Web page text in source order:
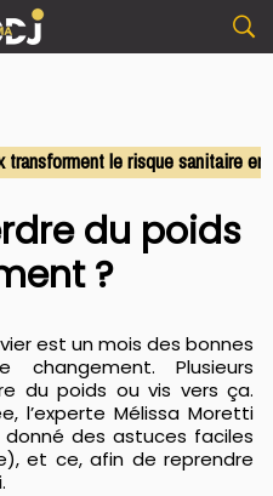
le risque sanitaire en
du poids
?
est un mois des bonnes
Plusieurs
du poids ou vis vers ça.
l’experte Mélissa Moretti
des astuces faciles
et ce, afin de reprendre